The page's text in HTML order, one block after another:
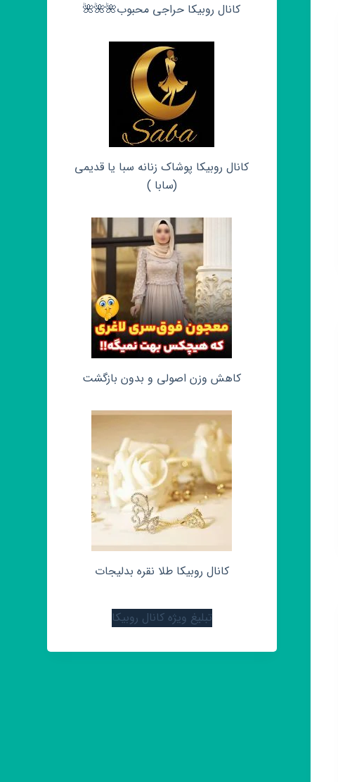
کانال روبیکا حراجی محبوب🌺🌺🌺
کانال روبیکا پوشاک زنانه سبا یا قدیمی
(سابا )
کاهش وزن اصولی و بدون بازگشت
کانال روبیکا طلا نقره بدلیجات
تبلیغ ویژه کانال روبیکا